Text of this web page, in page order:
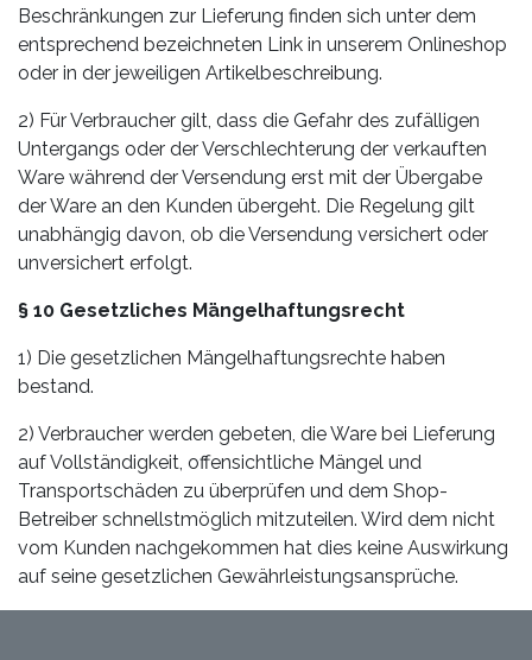
Beschränkungen zur Lieferung finden sich unter dem
entsprechend bezeichneten Link in unserem Onlineshop
oder in der jeweiligen Artikelbeschreibung.
2) Für Verbraucher gilt, dass die Gefahr des zufälligen
Untergangs oder der Verschlechterung der verkauften
Ware während der Versendung erst mit der Übergabe
der Ware an den Kunden übergeht. Die Regelung gilt
unabhängig davon, ob die Versendung versichert oder
unversichert erfolgt.
§ 10 Gesetzliches Mängelhaftungsrecht
1) Die gesetzlichen Mängelhaftungsrechte haben
bestand.
2) Verbraucher werden gebeten, die Ware bei Lieferung
auf Vollständigkeit, offensichtliche Mängel und
Transportschäden zu überprüfen und dem Shop-
Betreiber schnellstmöglich mitzuteilen. Wird dem nicht
vom Kunden nachgekommen hat dies keine Auswirkung
auf seine gesetzlichen Gewährleistungsansprüche.